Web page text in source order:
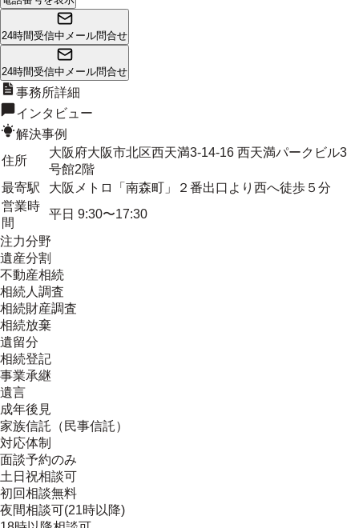
24時間受信中 メール問合せ
24時間受信中 メール問合せ
事務所詳細
インタビュー
解決事例
住所
大阪府大阪市北区西天満3-14-16 西天満パークビル3
号館2階
最寄駅
大阪メトロ「南森町」２番出口より西へ徒歩５分
営業時
間
平日 9:30〜17:30
注力分野
遺産分割
不動産相続
相続人調査
相続財産調査
相続放棄
遺留分
相続登記
事業承継
遺言
成年後見
家族信託（民事信託）
対応体制
面談予約のみ
土日祝相談可
初回相談無料
夜間相談可(21時以降)